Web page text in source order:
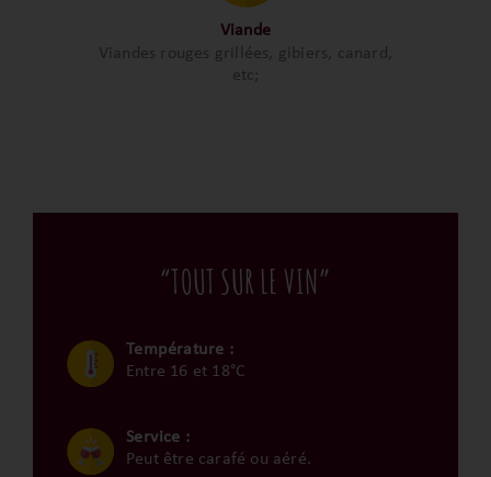
Viande
Viandes rouges grillées, gibiers, canard,
etc;
“TOUT SUR LE VIN”
Température :
Entre 16 et 18°C
Service :
Peut être carafé ou aéré.